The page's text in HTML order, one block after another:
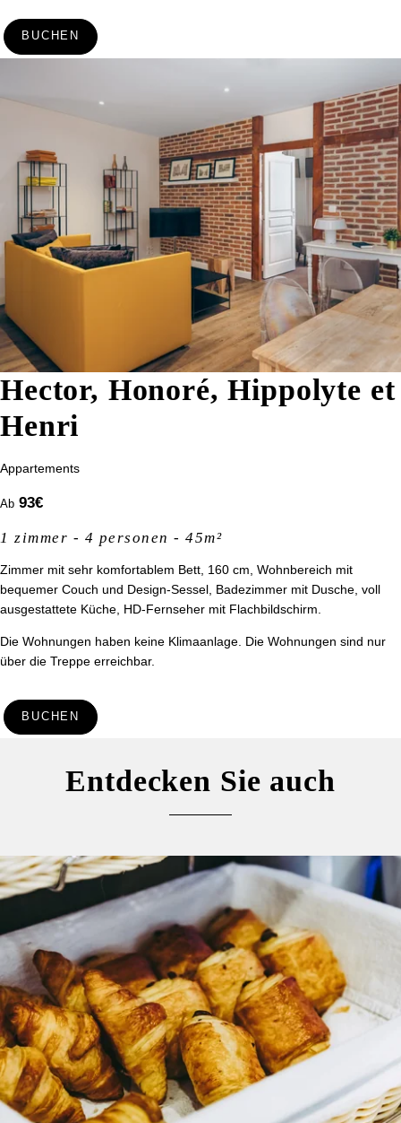
BUCHEN
Hector, Honoré, Hippolyte et
Henri
Appartements
Ab 93€
1 zimmer - 4 personen - 45m²
Zimmer mit sehr komfortablem Bett, 160 cm, Wohnbereich mit
bequemer Couch und Design-Sessel, Badezimmer mit Dusche, voll
ausgestattete Küche, HD-Fernseher mit Flachbildschirm.
Die Wohnungen haben keine Klimaanlage. Die Wohnungen sind nur
über die Treppe erreichbar.
BUCHEN
Entdecken Sie auch